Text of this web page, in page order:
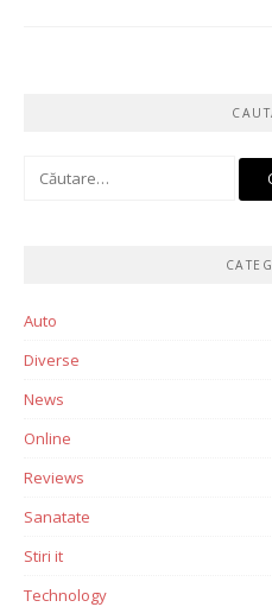
Caută
Auto
Diverse
News
Online
Reviews
Sanatate
Stiri it
Technology